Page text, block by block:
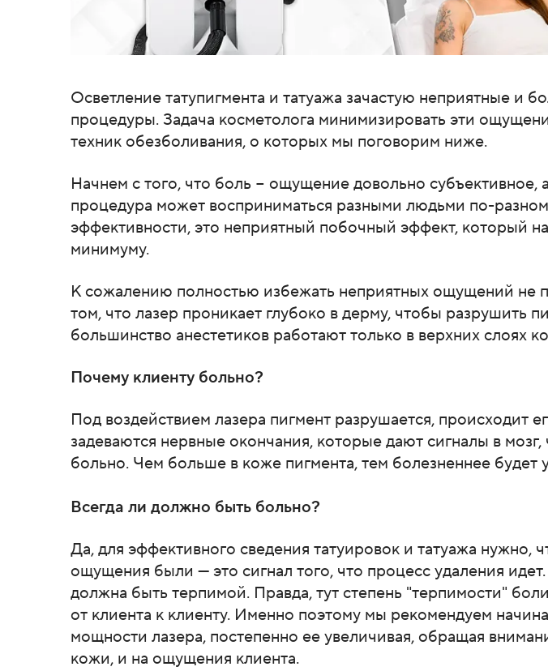
Осветление татупигмента и татуажа зачастую неприятные и
процедуры. Задача косметолога минимизировать эти
техник обезболивания, о которых мы поговорим ниже.
Начнем с того, что боль − ощущение довольно субъективное,
процедура может восприниматься разными людьми по-
эффективности, это неприятный побочный эффект, который
минимуму.
К сожалению полностью избежать неприятных ощущений не
том, что лазер проникает глубоко в дерму, чтобы разрушить
большинство анестетиков работают только в верхних слоях
Почему клиенту больно?
Под воздействием лазера пигмент разрушается, происходит
задеваются нервные окончания, которые дают сигналы в мозг,
больно. Чем больше в коже пигмента, тем болезненнее будет
Всегда ли должно быть больно?
Да, для эффективного сведения татуировок и татуажа нужно,
ощущения были — это сигнал того, что процесс удаления
должна быть терпимой. Правда, тут степень "терпимости"
от клиента к клиенту. Именно поэтому мы рекомендуем
мощности лазера, постепенно ее увеличивая, обращая
кожи, и на ощущения клиента.